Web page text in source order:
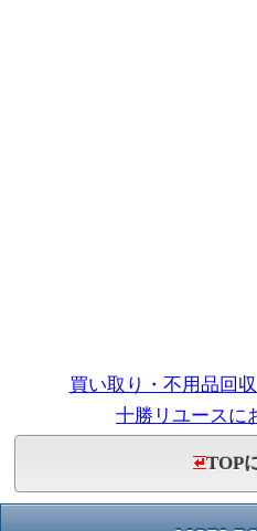
買い取り・不用品回
十勝リユースに
TOP